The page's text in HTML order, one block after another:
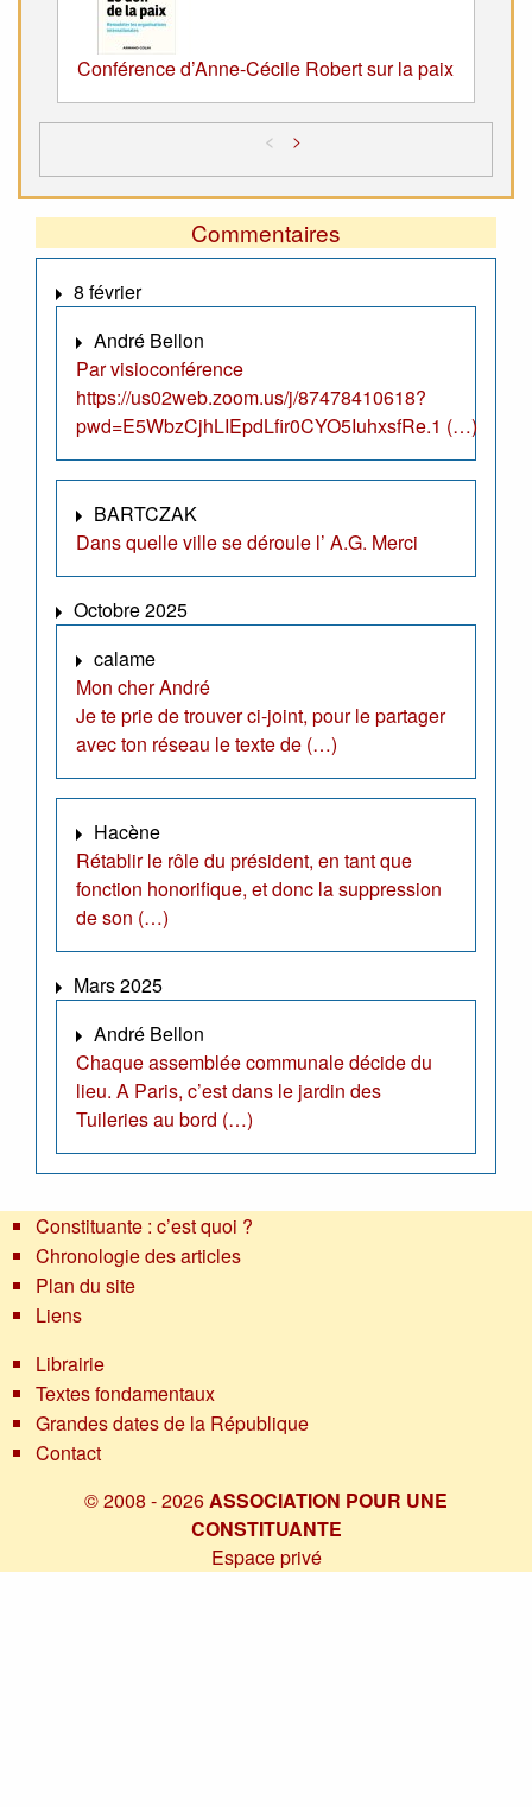
Conférence d’Anne-Cécile Robert sur la paix
< >
Commentaires
8 février
André Bellon
Par visioconférence
https://us02web.zoom.us/j/87478410618?
pwd=E5WbzCjhLIEpdLfir0CYO5IuhxsfRe.1 (…)
BARTCZAK
Dans quelle ville se déroule l’ A.G. Merci
Octobre 2025
calame
Mon cher André
Je te prie de trouver ci-joint, pour le partager
avec ton réseau le texte de (…)
Hacène
Rétablir le rôle du président, en tant que
fonction honorifique, et donc la suppression
de son (…)
Mars 2025
André Bellon
Chaque assemblée communale décide du
lieu. A Paris, c’est dans le jardin des
Tuileries au bord (…)
Constituante : c’est quoi ?
Chronologie des articles
Plan du site
Liens
Librairie
Textes fondamentaux
Grandes dates de la République
Contact
© 2008 - 2026ASSOCIATION POUR UNE
CONSTITUANTE
Espace privé